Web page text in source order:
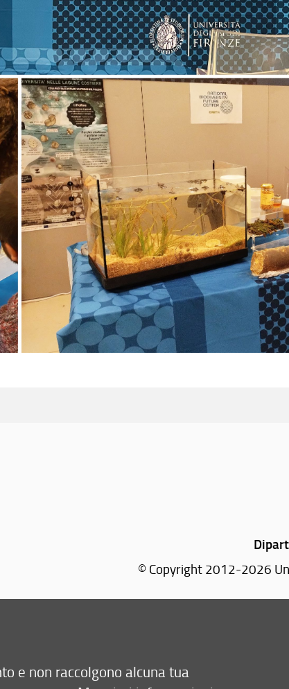
© Copyright 2012-2026
e non raccolgono alcuna tua